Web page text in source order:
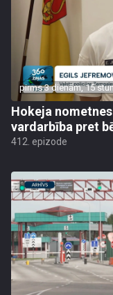
pirms 3 dienām, 15
Hokeja
vardarbība pret
412. epizode